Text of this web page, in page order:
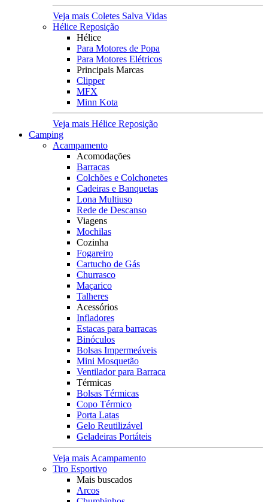
Veja mais Coletes Salva Vidas
Hélice Reposição
Hélice
Para Motores de Popa
Para Motores Elétricos
Principais Marcas
Clipper
MFX
Minn Kota
Veja mais Hélice Reposição
Camping
Acampamento
Acomodações
Barracas
Colchões e Colchonetes
Cadeiras e Banquetas
Lona Multiuso
Rede de Descanso
Viagens
Mochilas
Cozinha
Fogareiro
Cartucho de Gás
Churrasco
Maçarico
Talheres
Acessórios
Infladores
Estacas para barracas
Binóculos
Bolsas Impermeáveis
Mini Mosquetão
Ventilador para Barraca
Térmicas
Bolsas Térmicas
Copo Térmico
Porta Latas
Gelo Reutilizável
Geladeiras Portáteis
Veja mais Acampamento
Tiro Esportivo
Mais buscados
Arcos